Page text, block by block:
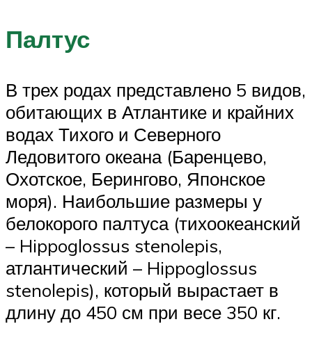
Палтус
В трех родах представлено 5 видов,
обитающих в Атлантике и крайних
водах Тихого и Северного
Ледовитого океана (Баренцево,
Охотское, Берингово, Японское
моря). Наибольшие размеры у
белокорого палтуса (тихоокеанский
– Hippoglossus stenolepis,
атлантический – Hippoglossus
stenolepis), который вырастает в
длину до 450 см при весе 350 кг.